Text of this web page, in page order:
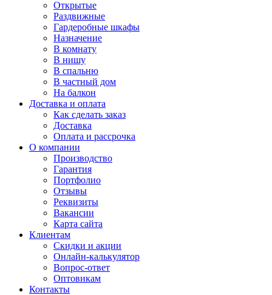
Открытые
Раздвижные
Гардеробные шкафы
Назначение
В комнату
В нишу
В спальню
В частный дом
На балкон
Доставка и оплата
Как сделать заказ
Доставка
Оплата и рассрочка
О компании
Производство
Гарантия
Портфолио
Отзывы
Реквизиты
Вакансии
Карта сайта
Клиентам
Скидки и акции
Онлайн-калькулятор
Вопрос-ответ
Оптовикам
Контакты